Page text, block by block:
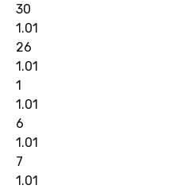
30
1.01
26
1.01
1
1.01
6
1.01
7
1.01